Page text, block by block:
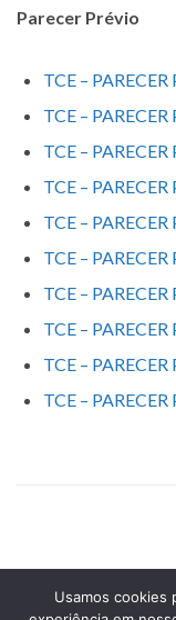
Parecer Prévio
TCE –
TCE –
TCE –
TCE –
TCE –
TCE –
TCE –
TCE –
TCE –
TCE –
Usamos cookies